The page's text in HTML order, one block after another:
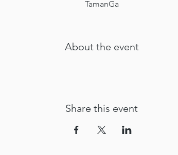
TamanGa
About the event
Share this event